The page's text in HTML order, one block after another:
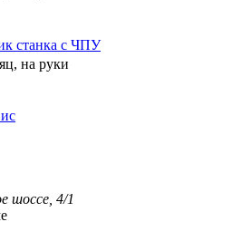
станка с ЧПУ
на руки
шоссе, 4/1